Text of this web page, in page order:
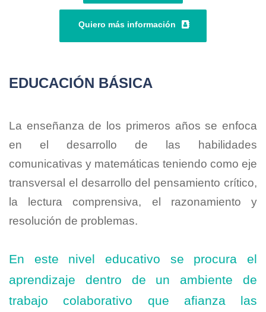
Quiero más información
EDUCACIÓN BÁSICA
La enseñanza de los primeros años se enfoca
en el desarrollo de las habilidades
comunicativas y matemáticas teniendo como eje
transversal el desarrollo del pensamiento crítico,
la lectura comprensiva, el razonamiento y
resolución de problemas.
En este nivel educativo se procura el
aprendizaje dentro de un ambiente de
trabajo colaborativo que afianza las